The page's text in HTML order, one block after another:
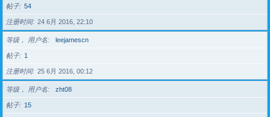
帖子 54
注册时间 24 6月 2016, 22:10
等级， 用户名 leejamescn
帖子 1
注册时间 25 6月 2016, 00:12
等级， 用户名 zht08
帖子 15